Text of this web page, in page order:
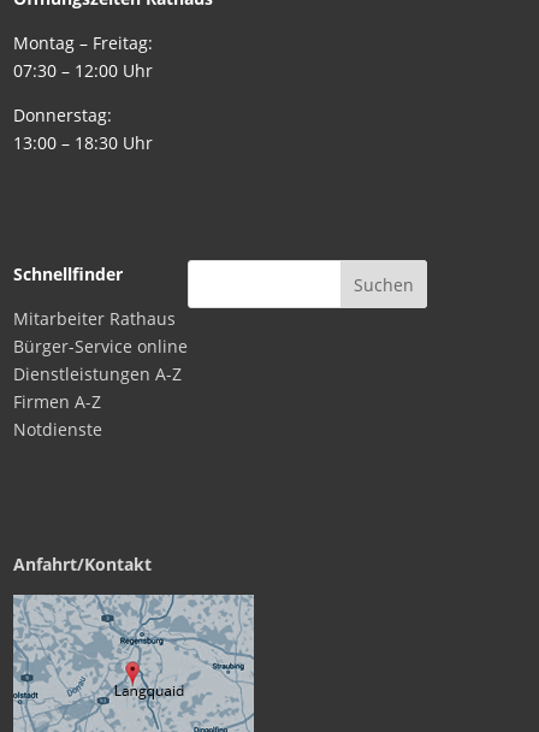
Montag – Freitag:
07:30 – 12:00 Uhr
Donnerstag:
13:00 – 18:30 Uhr
Schnellfinder
Mitarbeiter Rathaus
Bürger-Service online
Dienstleistungen A-Z
Firmen A-Z
Notdienste
Anfahrt/Kontakt